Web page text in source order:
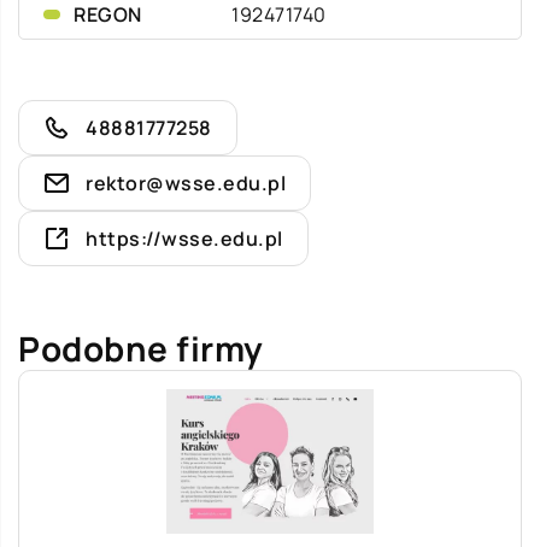
REGON
192471740
48881777258
rektor@wsse.edu.pl
https://wsse.edu.pl
Podobne firmy